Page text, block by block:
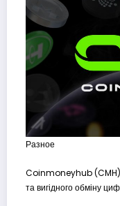
Разное
Coinmoneyhub (CMH)
та вигідного обміну